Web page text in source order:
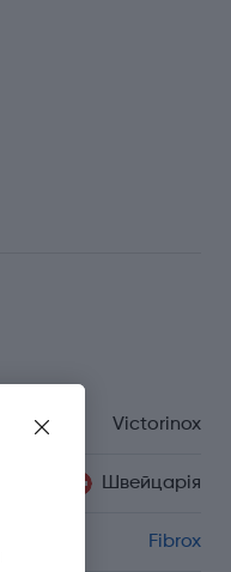
Victorinox
Швейцарія
Fibrox